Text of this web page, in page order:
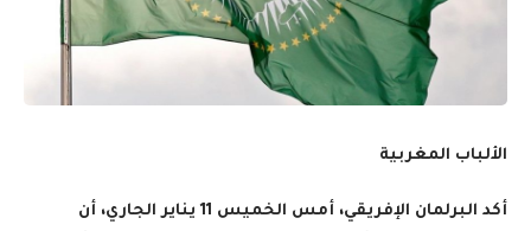
الألباب المغربية
أكد البرلمان الإفريقي، أمس الخميس 11 يناير الجاري، أن